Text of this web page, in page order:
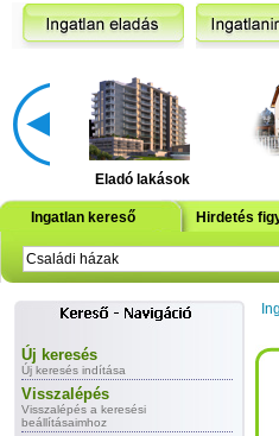
Eladó lakások
Ingatlan kereső Hirdetés
Új keresés
Új keresés indítása
Visszalépés
Visszalépés a keresési
beállításaimhoz